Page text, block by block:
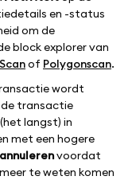
en -status
om de
block explorer van
of Polygonscan.
wordt
transactie
langst) in
met een hogere
annulerenvoordat
te weten komen